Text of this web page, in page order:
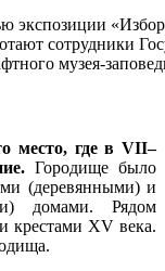
экспозиции
сотрудники
музея-
место, где в VII–
Городище было
(деревянными) и
домами. Рядом
крестами XV века.